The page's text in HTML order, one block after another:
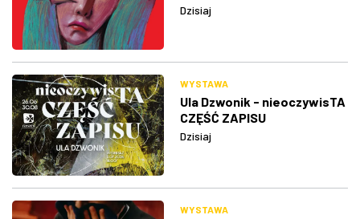
Dzisiaj
WYSTAWA
Ula Dzwonik - nieoczywisTA
CZĘŚĆ ZAPISU
Dzisiaj
WYSTAWA